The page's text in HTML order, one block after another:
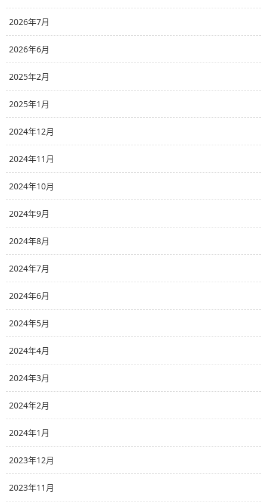
2026年7月
2026年6月
2025年2月
2025年1月
2024年12月
2024年11月
2024年10月
2024年9月
2024年8月
2024年7月
2024年6月
2024年5月
2024年4月
2024年3月
2024年2月
2024年1月
2023年12月
2023年11月